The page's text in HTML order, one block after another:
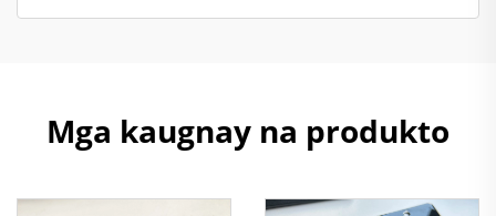
Mga kaugnay na produkto